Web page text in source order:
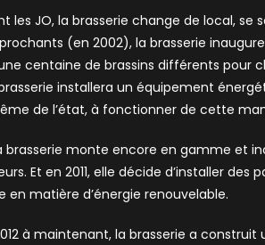
les JO, la brasserie change de local,
(en 2002), la brasserie
centaine de brassins différents pour
installera un équipement
de l’état, à fonctionner de cette
brasserie monte encore en gamme et
Et en 2011, elle décide d’installer
en matière d’énergie renouvelable.
à maintenant, la brasserie a